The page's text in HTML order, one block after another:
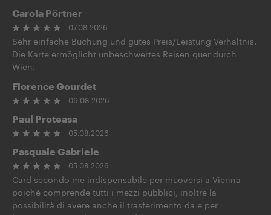
Carola Pörtner
07.08.2026
Sehr einfache Buchung und gutes Preis/Leistung Verhältnis.
Die Karte ermöglicht unbeschwertes Reisen quer durch
Wien.
Florence Gourdet
06.08.2026
Paul Proteasa
05.08.2026
Pasquale Gabriele
05.08.2026
Card secondo me indispensabile per muoversi a Vienna
poiché comprende tutti i mezzi pubblici, inoltre la
possibilità di avere anche il trasferimento da e per